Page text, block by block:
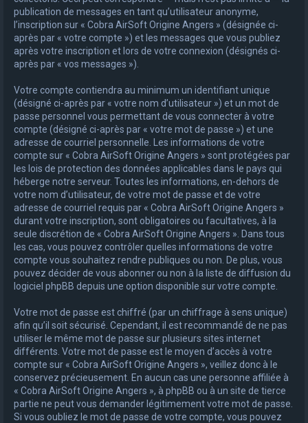
publication de messages en tant qu’utilisateur anonyme,
l’inscription sur « Cobra AirSoft Origine Angers » (désignée ci-
après par « votre compte ») et les messages que vous publiez
après votre inscription et lors de votre connexion (désignés ci-
après par « vos messages »).
Votre compte contiendra au minimum un identifiant unique
(désigné ci-après par « votre nom d’utilisateur ») et un mot de
passe personnel vous permettant de vous connecter à votre
compte (désigné ci-après par « votre mot de passe ») et une
adresse de courriel personnelle. Les informations de votre
compte sur « Cobra AirSoft Origine Angers » sont protégées par
les lois de protection des données applicables dans le pays qui
héberge notre serveur. Toutes les informations, en-dehors de
votre nom d’utilisateur, de votre mot de passe et de votre
adresse de courriel requis par « Cobra AirSoft Origine Angers »
durant votre inscription, sont obligatoires ou facultatives, à la
seule discrétion de « Cobra AirSoft Origine Angers ». Dans tous
les cas, vous pouvez contrôler quelles informations de votre
compte vous souhaitez rendre publiques ou non. De plus, vous
pouvez décider de vous abonner ou non à la liste de diffusion du
logiciel phpBB depuis une option disponible sur votre compte.
Votre mot de passe est chiffré (par un chiffrage à sens unique)
afin qu’il soit sécurisé. Cependant, il est recommandé de ne pas
utiliser le même mot de passe sur plusieurs sites internet
différents. Votre mot de passe est le moyen d’accès à votre
compte sur « Cobra AirSoft Origine Angers », veillez donc à le
conservez précieusement. En aucun cas une personne affiliée à
« Cobra AirSoft Origine Angers », à phpBB ou à un site de tierce
partie ne peut vous demander légitimement votre mot de passe.
Si vous oubliez le mot de passe de votre compte, vous pouvez